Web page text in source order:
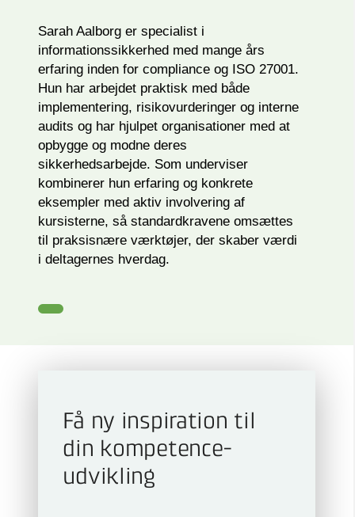
Sarah Aalborg er specialist i
informationssikkerhed med mange års
erfaring inden for compliance og ISO 27001.
Hun har arbejdet praktisk med både
implementering, risikovurderinger og interne
audits og har hjulpet organisationer med at
opbygge og modne deres
sikkerhedsarbejde. Som underviser
kombinerer hun erfaring og konkrete
eksempler med aktiv involvering af
kursisterne, så standardkravene omsættes
til praksisnære værktøjer, der skaber værdi
i deltagernes hverdag.
Få ny inspiration til
din kompetence­
udvikling